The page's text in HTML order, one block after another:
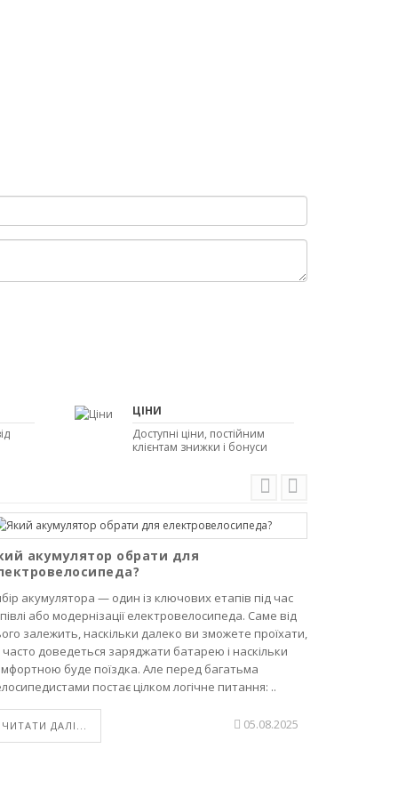
ЦІНИ
Доступні ціни, постійним
клієнтам знижки і бонуси
акумулятор обрати для
акумулятора — один із ключових етапів під час
або модернізації електровелосипеда. Саме від
залежить, наскільки далеко ви зможете проїхати,
часто доведеться заряджати батарею і наскільки
буде поїздка. Але перед багатьма
постає цілком логічне питання: ..
ЧИТАТИ ДАЛІ... 05.08.2025